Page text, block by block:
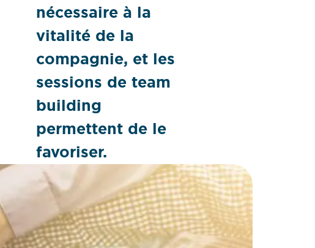
nécessaire à la
vitalité de la
compagnie, et les
sessions de team
building
permettent de le
favoriser.